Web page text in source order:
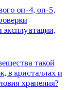
оп-4, оп-5,
такой
в кристаллах и
хранения?